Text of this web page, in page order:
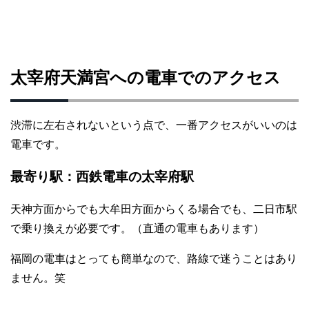
太宰府天満宮への電車でのアクセス
渋滞に左右されないという点で、一番アクセスがいいのは
電車です。
最寄り駅：西鉄電車の太宰府駅
天神方面からでも大牟田方面からくる場合でも、二日市駅
で乗り換えが必要です。（直通の電車もあります）
福岡の電車はとっても簡単なので、路線で迷うことはあり
ません。笑